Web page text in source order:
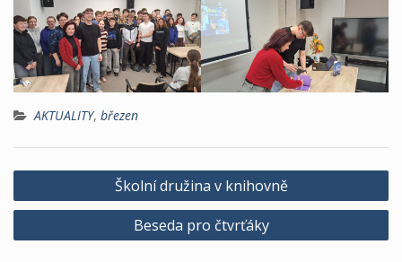
AKTUALITY, březen
Navigace
pro
Školní družina v knihovně
Beseda pro čtvrťáky